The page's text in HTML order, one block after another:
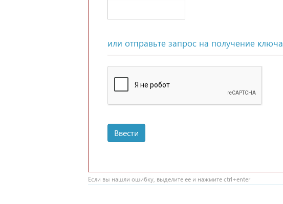
или отправьте запрос на получение ключа
Ввести
Если вы нашли ошибку, выделите ее и нажмите ctrl+enter